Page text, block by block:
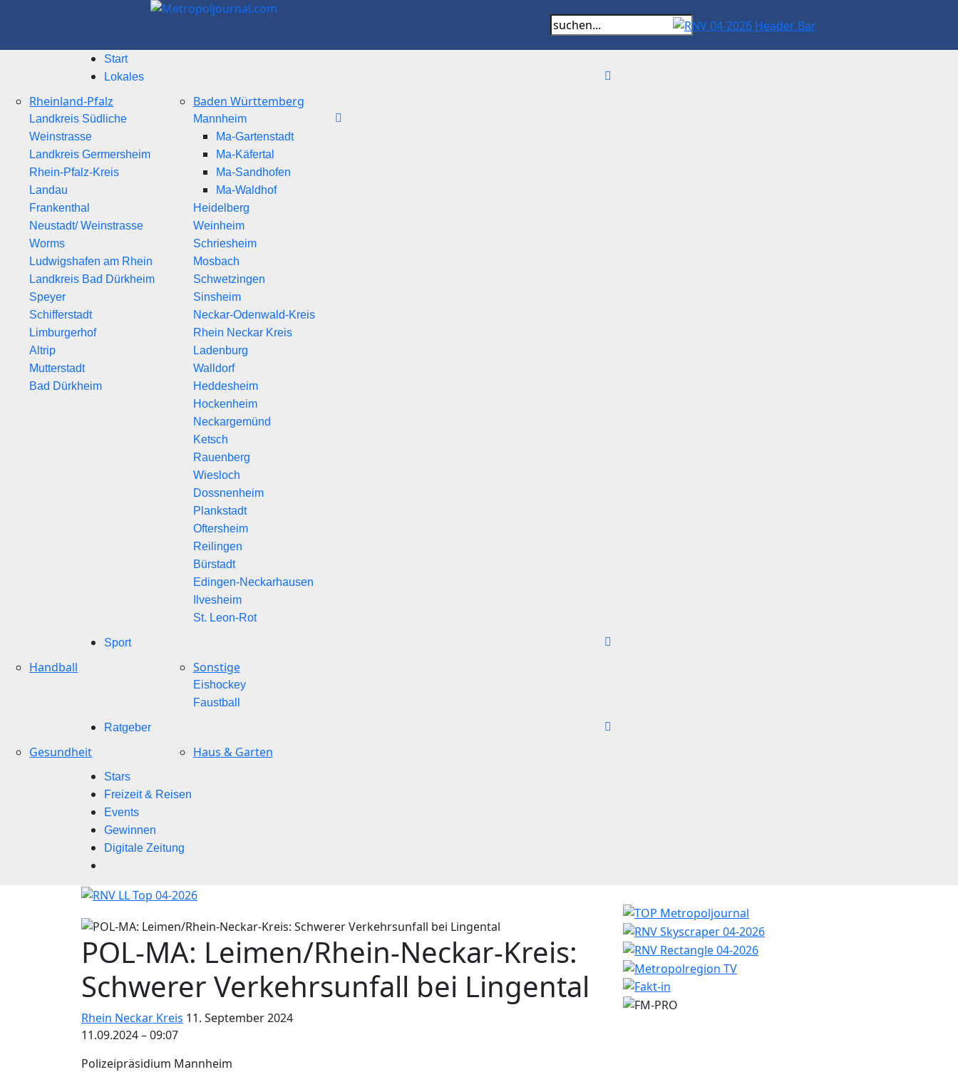
Start
Lokales
Rheinland-Pfalz
Landkreis Südliche
Weinstrasse
Landkreis Germersheim
Rhein-Pfalz-Kreis
Landau
Frankenthal
Neustadt/ Weinstrasse
Worms
Ludwigshafen am Rhein
Landkreis Bad Dürkheim
Speyer
Schifferstadt
Limburgerhof
Altrip
Mutterstadt
Bad Dürkheim
Baden Württemberg
Mannheim
Ma-Gartenstadt
Ma-Käfertal
Ma-Sandhofen
Ma-Waldhof
Heidelberg
Weinheim
Schriesheim
Mosbach
Schwetzingen
Sinsheim
Neckar-Odenwald-Kreis
Rhein Neckar Kreis
Ladenburg
Walldorf
Heddesheim
Hockenheim
Neckargemünd
Ketsch
Rauenberg
Wiesloch
Dossnenheim
Plankstadt
Oftersheim
Reilingen
Bürstadt
Edingen-Neckarhausen
Ilvesheim
St. Leon-Rot
Sport
Handball Sonstige
Eishockey
Faustball
Ratgeber
Gesundheit Haus & Garten
Stars
Freizeit & Reisen
Events
Gewinnen
Digitale Zeitung
POL-MA: Leimen/Rhein-Neckar-Kreis:
Schwerer Verkehrsunfall bei Lingental
Rhein Neckar Kreis 11. September 2024
11.09.2024 – 09:07
Polizeipräsidium Mannheim